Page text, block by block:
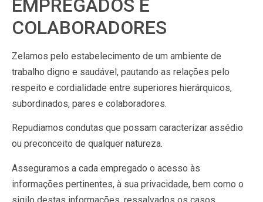
EMPREGADOS E
COLABORADORES
Zelamos pelo estabelecimento de um ambiente de
trabalho digno e saudável, pautando as relações pelo
respeito e cordialidade entre superiores hierárquicos,
subordinados, pares e colaboradores.
Repudiamos condutas que possam caracterizar assédio
ou preconceito de qualquer natureza.
Asseguramos a cada empregado o acesso às
informações pertinentes, à sua privacidade, bem como o